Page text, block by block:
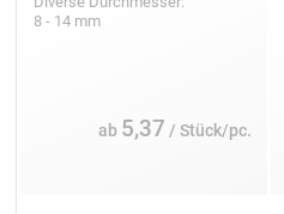
8 - 14 mm
ab 5,37 / Stück/pc.